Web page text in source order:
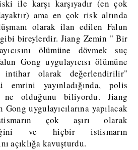
ile karşı karşıyadır (en çok
ama en çok risk altında
olarak ilan edilen Falun
gibi bireylerdir. Jiang Zemin " Bir
ölümüne dövmek suç
Gong uygulayıcısı ölümüne
olarak değerlendirilir"
yayınladığında, polis
ne olduğunu biliyordu. Jiang
uygulayıcılarına yapılacak
çok aşırı olarak
ve hiçbir istismarın
açıklığa kavuşturdu.